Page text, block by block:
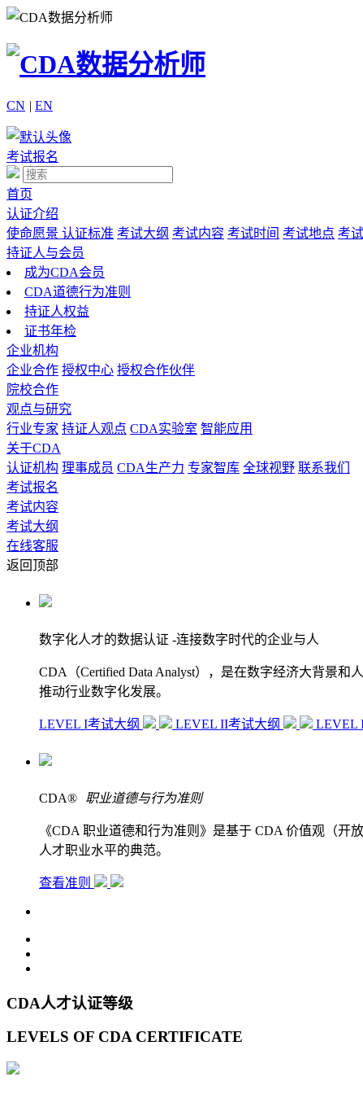
CN | EN
考试报名
首页
认证介绍
使命愿景 认证标准 考试大纲 考试内容 考试时间 考试地点 考
持证人与会员
成为CDA会员
CDA道德行为准则
持证人权益
证书年检
企业机构
企业合作 授权中心 授权合作伙伴
院校合作
观点与研究
行业专家 持证人观点 CDA实验室 智能应用
关于CDA
认证机构 理事成员 CDA生产力 专家智库 全球视野 联系我们
考试报名
考试内容
考试大纲
在线客服
返回顶部
数字化人才的数据认证 -连接数字时代的企业与人
CDA（Certified Data Analyst），是在数字经济大背景
推动行业数字化发展。
LEVEL I考试大纲 LEVEL II考试大纲 LEVEL
CDA® 职业道德与行为准则
《CDA 职业道德和行为准则》是基于 CDA 价值观（
人才职业水平的典范。
查看准则
CDA人才认证等级
LEVELS OF CDA CERTIFICATE